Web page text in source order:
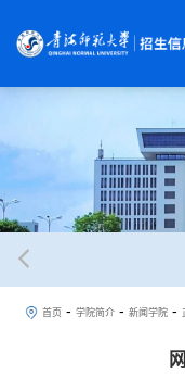
首页 - 学院简介 - 新闻学院 -